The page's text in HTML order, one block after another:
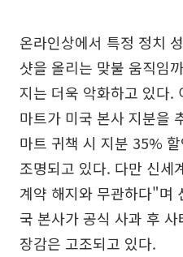
온라인상에서 특정 정치
샷을 올리는 맞불 움직임
지는 더욱 악화하고 있다.
마트가 미국 본사 지분을
마트 귀책 시 지분 35%
조명되고 있다. 다만 신세
계약 해지와 무관하다"며
국 본사가 공식 사과 후
장감은 고조되고 있다.